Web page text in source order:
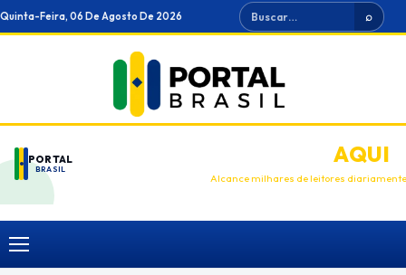
Ir
para
Quinta-Feira, 06 De Agosto De 2026 Buscar ⌕
PORTAL
BRASIL
ANUNCIEAQUI
Alcance milhares de leitores diariamente
Menu